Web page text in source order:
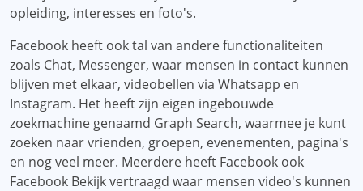
opleiding, interesses en foto's.
Facebook heeft ook tal van andere functionaliteiten
zoals Chat, Messenger, waar mensen in contact kunnen
blijven met elkaar, videobellen via Whatsapp en
Instagram. Het heeft zijn eigen ingebouwde
zoekmachine genaamd Graph Search, waarmee je kunt
zoeken naar vrienden, groepen, evenementen, pagina's
en nog veel meer. Meerdere heeft Facebook ook
Facebook Bekijk vertraagd waar mensen video's kunnen